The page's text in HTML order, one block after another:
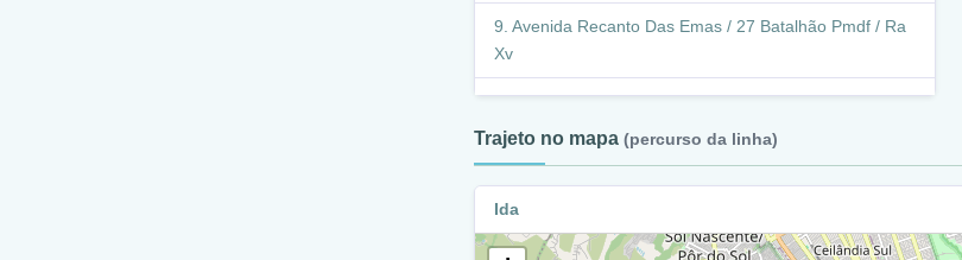
Avenida Recanto Das Emas / 27 Batalhão Pmdf / Ra
Xv
Retorno - Avenida Recanto Das Emas (Q 307) / Ra
Xv
Xv
Q 305-306 / Ra Xv
Trajeto no mapa (percurso da linha)
Ida